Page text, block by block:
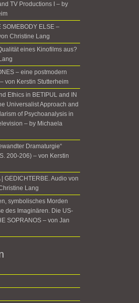
TV Productions I – by
SOMEBODY ELSE –
Christine Lang
eines Kinofilms aus?
– eine postmodern
von Kerstin Stutterheim
Ethics in BETIPUL and IN
Universalist Approach and
of Psychoanalysis in
– by Michaela
Dramaturgie“
200-206) – von Kerstin
| GEDICHTERBE. Audio von
Lang
symbolisches Morden
des Imaginären. Die US-
SOPRANOS – von Jan